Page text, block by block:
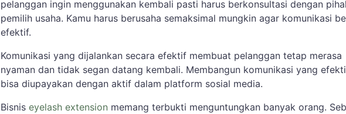
pelanggan ingin menggunakan kembali pasti harus berkonsultasi dengan
pemilih usaha. Kamu harus berusaha semaksimal mungkin agar komunikasi
efektif.
Komunikasi yang dijalankan secara efektif membuat pelanggan tetap merasa
nyaman dan tidak segan datang kembali. Membangun komunikasi yang
bisa diupayakan dengan aktif dalam platform sosial media.
Bisnis eyelash extension memang terbukti menguntungkan banyak orang.